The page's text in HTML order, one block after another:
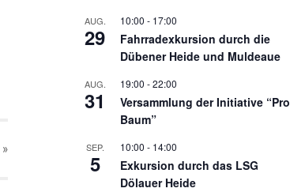
»
AUG.
29
10:00 - 17:00
Fahrradexkursion durch die
Dübener Heide und Muldeaue
AUG.
31
19:00 -22:00
Versammlung der Initiative “Pro
Baum”
SEP.
5
10:00 - 14:00
Exkursion durch das LSG
Dölauer Heide